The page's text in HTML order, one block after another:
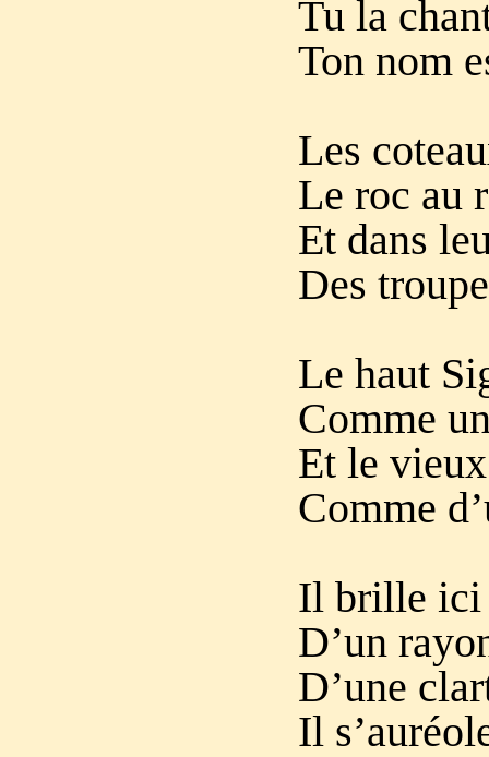
Tu la
Ton nom
Les
Le roc au
Et dans
Des
Le haut
Comme
Et le
Comme
Il brille ici
D’un
D’une
Il